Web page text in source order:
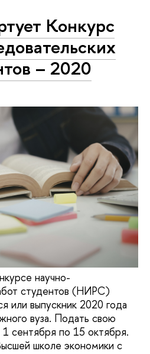
Конкурс
– 2020
научно-
студентов (НИРС)
или выпускник 2020 года
вуза. Подать свою
сентября по 15 октября.
школе экономики с